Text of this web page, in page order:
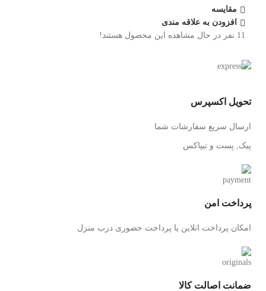
مقایسه
افزودن به علاقه مندی
11 نفر در حال مشاهده این محصول هستند!
تحویل اکسپرس
ارسال سریع سفارشات شما
پیک, پست و تیپاکس
پرداخت امن
امکان پرداخت انلاین یا پرداخت حضوری درب منزل
ضمانت اصالت کالا